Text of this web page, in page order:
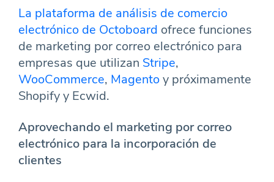
La plataforma de análisis de comercio
electrónico de Octoboard ofrece funciones
de marketing por correo electrónico para
empresas que utilizan Stripe,
WooCommerce, Magentoy próximamente
Shopify y Ecwid.
Aprovechando el marketing por correo
electrónico para la incorporación de
clientes